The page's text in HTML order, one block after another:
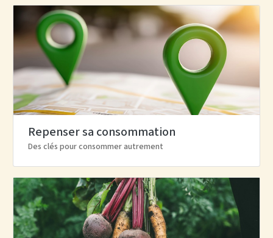
Repenser sa consommation
Des clés pour consommer autrement